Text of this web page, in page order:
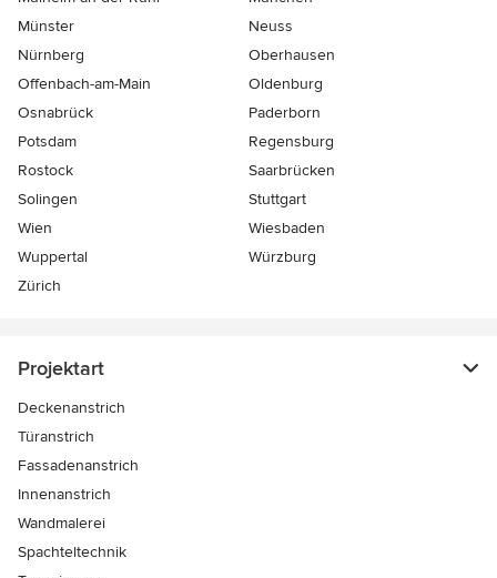
Münster
Neuss
Nürnberg
Oberhausen
Offenbach-am-Main
Oldenburg
Osnabrück
Paderborn
Potsdam
Regensburg
Rostock
Saarbrücken
Solingen
Stuttgart
Wien
Wiesbaden
Wuppertal
Würzburg
Zürich
Projektart
Deckenanstrich
Türanstrich
Fassadenanstrich
Innenanstrich
Wandmalerei
Spachteltechnik